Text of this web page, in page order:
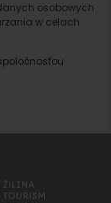
osobowych
w celach